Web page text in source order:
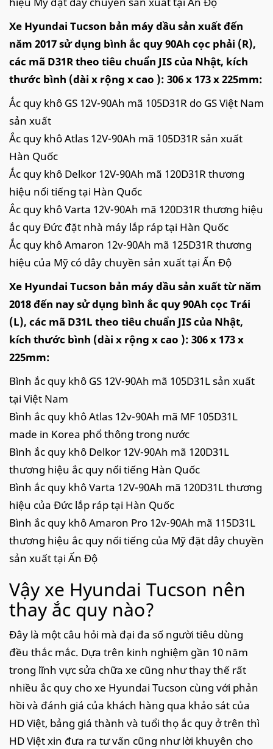
Xe Hyundai Tucson bản máy dầu sản xuất đến
năm 2017 sử dụng bình ắc quy 90Ah cọc phải (R),
các mã D31R theo tiêu chuẩn JIS của Nhật, kích
thước bình (dài x rộng x cao ): 306 x 173 x 225mm:
Ắc quy khô GS 12V-90Ah mã 105D31R do GS Việt Nam
sản xuất
Ắc quy khô Atlas 12V-90Ah mã 105D31R sản xuất
Hàn Quốc
Ắc quy khô Delkor 12V-90Ah mã 120D31R thương
hiệu nổi tiếng tại Hàn Quốc
Ắc quy khô Varta 12V-90Ah mã 120D31R thương hiệu
ắc quy Đức đặt nhà máy lắp ráp tại Hàn Quốc
Ắc quy khô Amaron 12v-90Ah mã 125D31R thương
hiệu của Mỹ có dây chuyền sản xuất tại Ấn Độ
Xe Hyundai Tucson bản máy dầu sản xuất từ năm
2018 đến nay sử dụng bình ắc quy 90Ah cọc Trái
(L), các mã D31L theo tiêu chuẩn JIS của Nhật,
kích thước bình (dài x rộng x cao ): 306 x 173 x
225mm:
Bình ắc quy khô GS 12V-90Ah mã 105D31L sản xuất
tại Việt Nam
Bình ắc quy khô Atlas 12v-90Ah mã MF 105D31L
made in Korea phổ thông trong nước
Bình ắc quy khô Delkor 12V-90Ah mã 120D31L
thương hiệu ắc quy nổi tiếng Hàn Quốc
Bình ắc quy khô Varta 12V-90Ah mã 120D31L thương
hiệu của Đức lắp ráp tại Hàn Quốc
Bình ắc quy khô Amaron Pro 12v-90Ah mã 115D31L
thương hiệu ắc quy nổi tiếng của Mỹ đặt dây chuyền
sản xuất tại Ấn Độ
Vậy xe Hyundai Tucson nên
thay ắc quy nào?
Đây là một câu hỏi mà đại đa số người tiêu dùng
đều thắc mắc. Dựa trên kinh nghiệm gần 10 năm
trong lĩnh vực sửa chữa xe cũng như thay thế rất
nhiều ắc quy cho xe Hyundai Tucson cùng với phản
hồi và đánh giá của khách hàng qua khảo sát của
HD Việt, bảng giá thành và tuổi thọ ắc quy ở trên thì
HD Việt xin đưa ra tư vấn cũng như lời khuyên cho